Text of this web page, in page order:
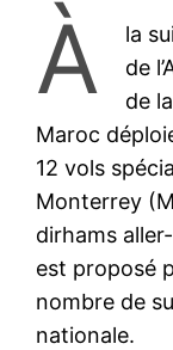
À
la
de
de
Maroc
12 vols
Monterrey
dirhams
est proposé
nombre de
nationale.